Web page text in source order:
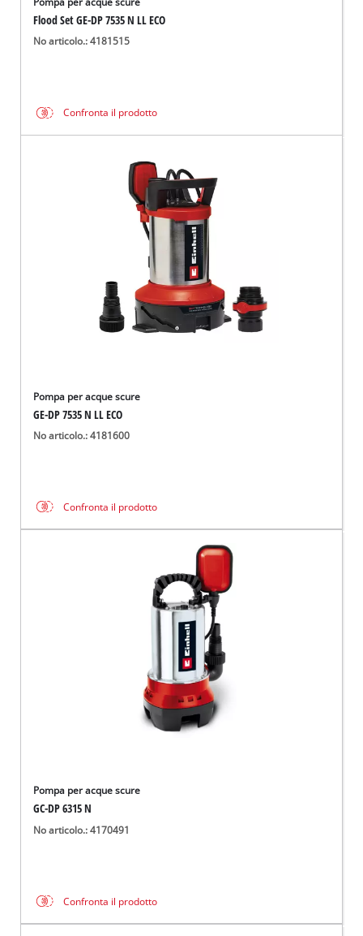
Flood Set GE-DP 7535 N LL ECO
No articolo.: 4181515
Confronta il prodotto
Pompa per acque scure
GE-DP 7535 N LL ECO
No articolo.: 4181600
Confronta il prodotto
Pompa per acque scure
GC-DP 6315 N
No articolo.: 4170491
Confronta il prodotto